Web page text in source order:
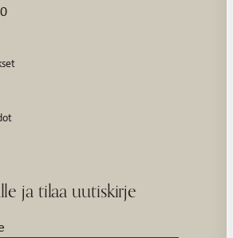
ja tilaa uutiskirje